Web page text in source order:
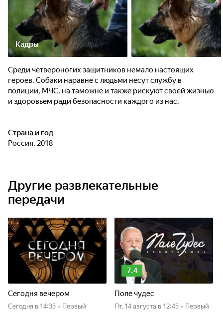
Кадры
Среди четвероногих защитников немало настоящих
героев. Собаки наравне с людьми несут службу в
полиции, МЧС, на таможне и также рискуют своей жизнью
и здоровьем ради безопасности каждого из нас.
Страна и год
Россия, 2018
Другие развлекательные
передачи
Сегодня вечером
Сегодня в 14:35 • Первый
7.4
Поле чудес
пт, 14 августа в 12:45 • Первый